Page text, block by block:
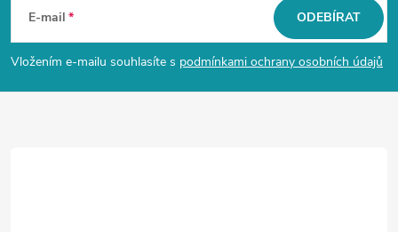
p
E-mail
Vložením e-mailu souhlasíte s podmínkami ochrany osobních údajů
ODEBÍRAT